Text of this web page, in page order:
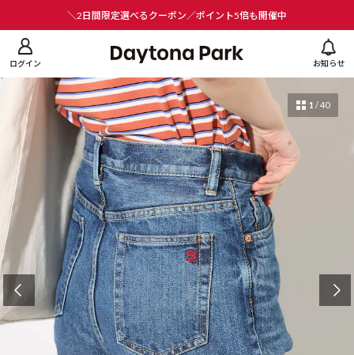
＼2日間限定選べるクーポン／ポイント5倍も開催中
ログイン お知らせ
1 /40